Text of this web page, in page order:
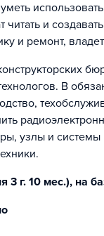
читать и
и ремонт,
В
узлы и
г. 10 мес.), на